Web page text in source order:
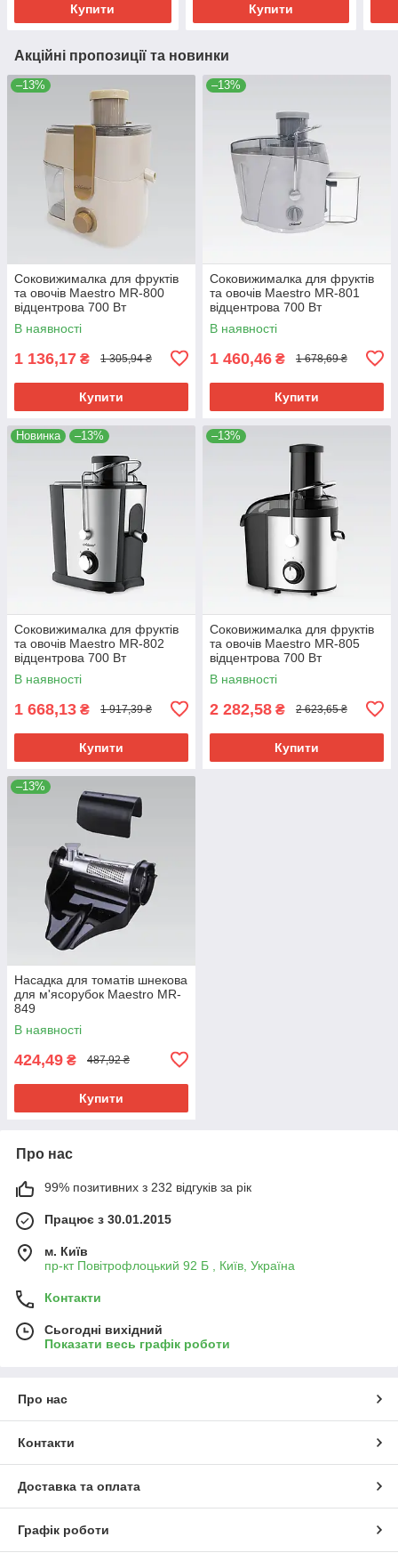
Купити Купити
Акційні пропозиції та новинки
–13%
Соковижималка для фруктів
та овочів Maestro MR-800
відцентрова 700 Вт
електрична
В наявності
1 136,17 ₴ 1 305,94 ₴
Купити
–13%
Соковижималка для фруктів
та овочів Maestro MR-801
відцентрова 700 Вт
електрична
В наявності
1 460,46 ₴ 1 678,69 ₴
Купити
Новинка –13%
Соковижималка для фруктів
та овочів Maestro MR-802
відцентрова 700 Вт
електрична
В наявності
1 668,13 ₴ 1 917,39 ₴
Купити
–13%
Соковижималка для фруктів
та овочів Maestro MR-805
відцентрова 700 Вт
електрична
В наявності
2 282,58 ₴ 2 623,65 ₴
Купити
–13%
Насадка для томатів шнекова
для м'ясорубок Maestro MR-
849
В наявності
424,49 ₴ 487,92 ₴
Купити
Про нас
99% позитивних з 232 відгуків за рік
Працює з 30.01.2015
м. Київ
пр-кт Повітрофлоцький 92 Б , Київ, Україна
Контакти
Сьогодні вихідний
Показати весь графік роботи
Про нас
Контакти
Доставка та оплата
Графік роботи